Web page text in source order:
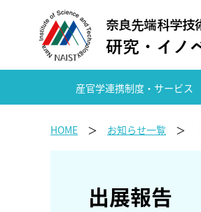
産官学連携制度・サービス
HOME お知らせ一覧
出展報告